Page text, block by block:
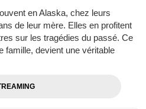
en Alaska, chez leurs
de leur mère. Elles en profitent
sur les tragédies du passé. Ce
famille, devient une véritable